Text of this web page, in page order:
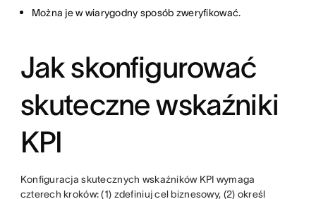
Można je w wiarygodny sposób zweryfikować.
Jak skonfigurować
skuteczne wskaźniki
KPI
Konfiguracja skutecznych wskaźników KPI wymaga
czterech kroków: (1) zdefiniuj cel biznesowy, (2) określ